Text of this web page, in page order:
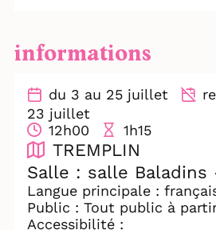
Qui parfois est beaucoup
"Bouleversant, sobre et
PROVENCE
"Un coup de coeur
COURT
"Une Médée des temps
AVIGNON ET MOI
informations
du 3 au 25 juillet
23 juillet
12h00
1h15
TREMPLIN
Salle : salle Baladins
Langue principale :
Public : Tout public à
Accessibilité :